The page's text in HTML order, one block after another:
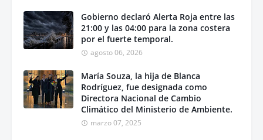
Gobierno declaró Alerta Roja entre las
21:00 y las 04:00 para la zona costera
por el fuerte temporal.
agosto 06, 2026
María Souza, la hija de Blanca
Rodríguez, fue designada como
Directora Nacional de Cambio
Climático del Ministerio de Ambiente.
marzo 07, 2025